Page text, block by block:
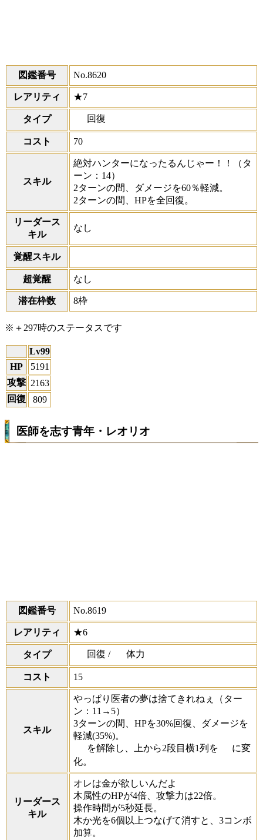
図鑑番号 No.8620
レアリティ ★7
タイプ 回復
コスト 70
スキル
絶対ハンターになったるんじゃー！！
（タ
ーン：14）
2ターンの間、ダメージを60％軽減。
2ターンの間、HPを全回復。
リーダース
キル
なし
覚醒スキル
超覚醒 なし
潜在枠数 8枠
※＋297時のステータスです
Lv99
HP
5191
攻撃 2163
回復
809
医師を志す青年・レオリオ
図鑑番号 No.8619
レアリティ ★6
タイプ 回復 / 体力
コスト 15
スキル
やっぱり医者の夢は捨てきれねぇ
（ター
ン：11→5）
3ターンの間、HPを30%回復、ダメージを
軽減(35%)。
を解除し、上から2段目横1列を
に変
化。
リーダース
キル
オレは金が欲しいんだよ
木属性のHPが4倍、攻撃力は22倍。
操作時間が5秒延長。
木か光を6個以上つなげて消すと、3コンボ
加算。